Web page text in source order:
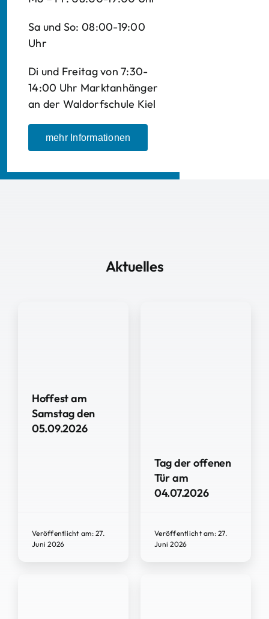
Sa und So: 08:00-19:00
Uhr
Di und Freitag von 7:30-
14:00 Uhr Marktanhänger
an der Waldorfschule Kiel
mehr Informationen
Aktuelles
Hoffest am
Samstag den
05.09.2026
Veröffentlicht am: 27.
Juni 2026
Tag der offenen
Tür am
04.07.2026
Veröffentlicht am: 27.
Juni 2026